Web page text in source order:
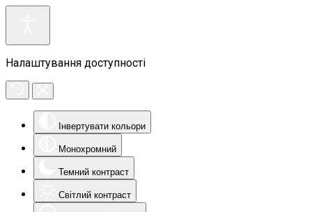
Налаштування доступності
Інвертувати кольори
Монохромний
Темний контраст
Світлий контраст